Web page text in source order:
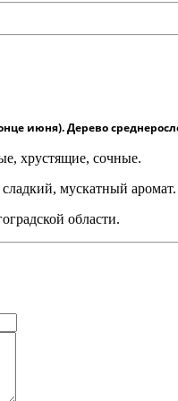
июня). Дерево
хрустящие, сочные.
мускатный аромат.
области.